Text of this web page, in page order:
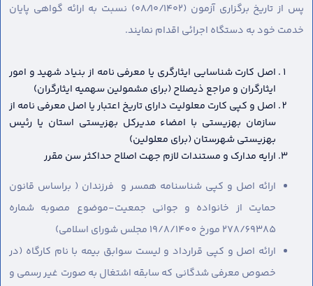
پس از تاریخ برگزاری آزمون (۰۸/۱۰/۱۴۰۲) نسبت به ارائه گواهی پایان
خدمت خود به دستگاه اجرائی اقدام نمایند.
اصل کارت شناسایی ایثارگری یا معرفی نامه از بنیاد شهید و امور
ایثارگران و مراجع ذیصلاح (برای مشمولین سهمیه ایثارگران)
اصل و کپی کارت معلولیت دارای تاریخ اعتبار یا اصل معرفی نامه از
سازمان بهزیستی با امضاء مدیرکل بهزیستی استان یا رئیس
بهزیستی شهرستان (برای معلولین)
ارایه مدارک و مستندات لازم جهت اصلاح حداکثر سن مقرر
ارائه اصل و کپی شناسنامه همسر و فرزندان ( براساس قانون
حمایت از خانواده و جوانی جمعیت-موضوع مصوبه شماره
278/69385 مورخ 19/8/1400 مجلس شورای اسلامی)
ارائه اصل و کپی قرارداد و لیست سوابق بیمه با نام کارگاه (در
خصوص معرفی شدگانی که سابقه اشتغال به صورت غیر رسمی و